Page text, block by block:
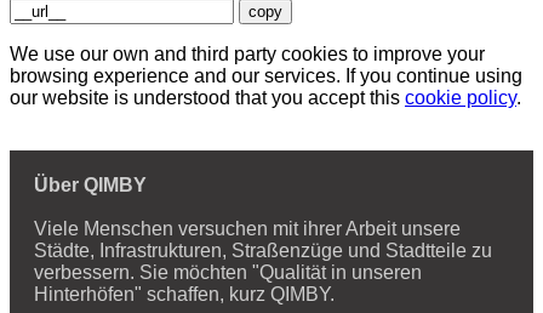
copy
We use our own and third party cookies to improve your
browsing experience and our services. If you continue using
our website is understood that you accept this cookie policy.
Über QIMBY
Viele Menschen versuchen mit ihrer Arbeit unsere
Städte, Infrastrukturen, Straßenzüge und Stadtteile zu
verbessern. Sie möchten "Qualität in unseren
Hinterhöfen" schaffen, kurz QIMBY.